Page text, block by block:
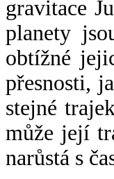
gravitace
planety
obtížné
přesnosti,
stejné
může její
narůstá s